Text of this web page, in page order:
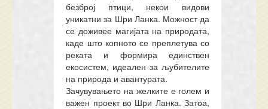
безброј птици, некои видови
уникатни за Шри Ланка. Можност да
се доживее магијата на природата,
каде што копното се преплетува со
реката и формира единствен
екосистем, идеален за љубителите
на природа и авантурата.
Зачувувањето на желките е голем и
важен проект во Шри Ланка. Затоа,